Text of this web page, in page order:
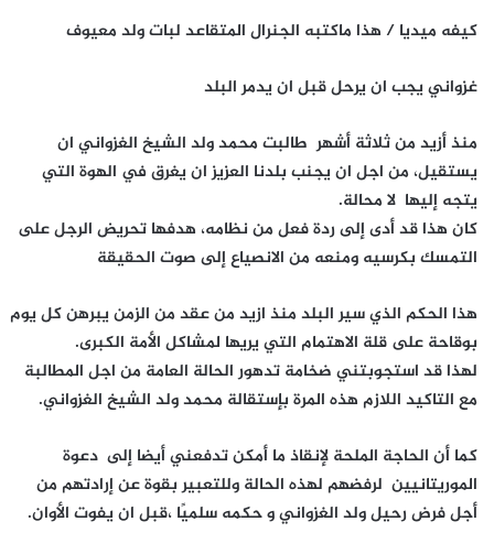
كيفه ميديا / هذا ماكتبه الجنرال المتقاعد لبات ولد معيوف
غزواني يجب ان يرحل قبل ان يدمر البلد
منذ أزيد من ثلاثة أشهر طالبت محمد ولد الشيخ الغزواني ان
يستقيل، من اجل ان يجنب بلدنا العزيز ان يغرق في الهوة التي
يتجه إليها لا محالة.
كان هذا قد أدى إلى ردة فعل من نظامه، هدفها تحريض الرجل على
التمسك بكرسيه ومنعه من الانصياع إلى صوت الحقيقة
هذا الحكم الذي سير البلد منذ ازيد من عقد من الزمن يبرهن كل يوم
بوقاحة على قلة الاهتمام التي يريها لمشاكل الأمة الكبرى.
لهذا قد استجوبتني ضخامة تدهور الحالة العامة من اجل المطالبة
مع التاكيد اللازم هذه المرة بإستقالة محمد ولد الشيخ الغزواني.
كما أن الحاجة الملحة لإنقاذ ما أمكن تدفعني أيضا إلى دعوة
الموريتانيين لرفضهم لهذه الحالة وللتعبير بقوة عن إرادتهم من
أجل فرض رحيل ولد الغزواني و حكمه سلميًا ،قبل ان يفوت الأوان.